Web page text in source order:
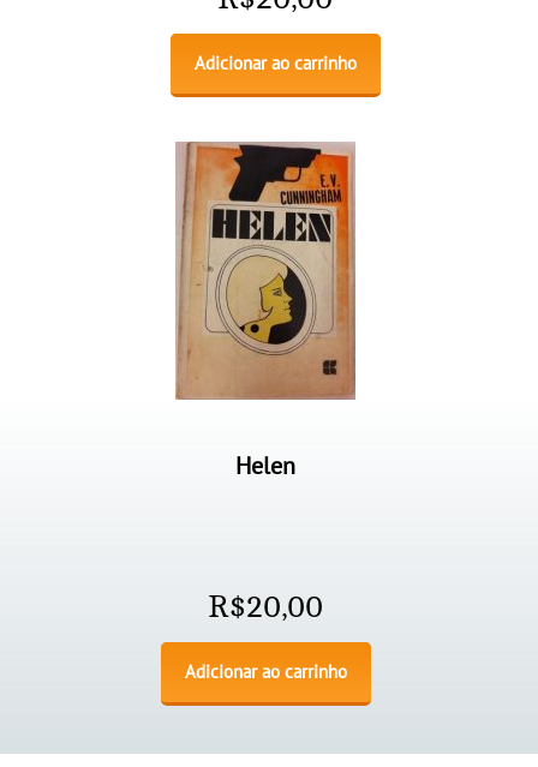
Adicionar ao carrinho
Helen
R$20,00
Adicionar ao carrinho